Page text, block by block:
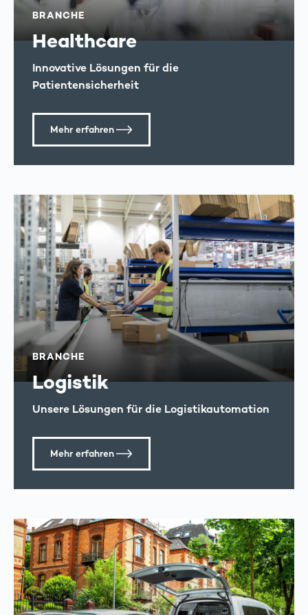
BRANCHE
Healthcare
Innovative Lösungen für die
Patientensicherheit
Mehr erfahren
BRANCHE
Logistik
Unsere Lösungen für die Logistikautomation
Mehr erfahren